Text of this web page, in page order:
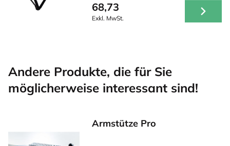
68,73
Exkl. MwSt.
Andere Produkte, die für Sie
möglicherweise interessant sind!
Armstütze Pro